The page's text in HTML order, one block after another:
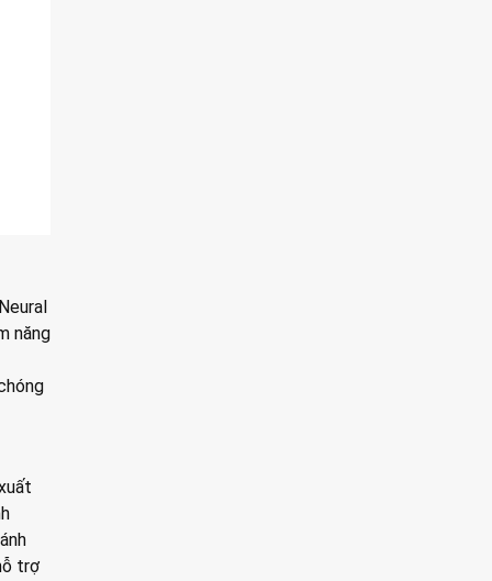
năng
trợ